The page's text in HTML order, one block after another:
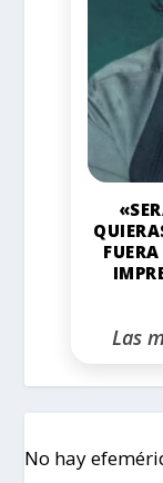
Las
No hay